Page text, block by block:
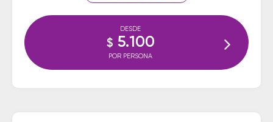
DESDE
$ 5.100
POR PERSONA